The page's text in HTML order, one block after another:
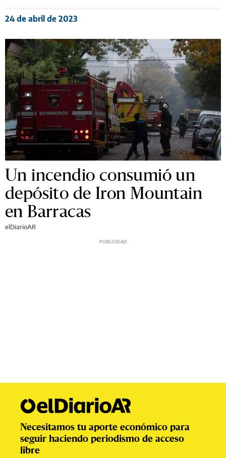
24 de abril de 2023
Un incendio consumió un
depósito de Iron Mountain
en Barracas
elDiarioAR
Necesitamos tu aporte económico para
seguir haciendo periodismo de acceso
libre